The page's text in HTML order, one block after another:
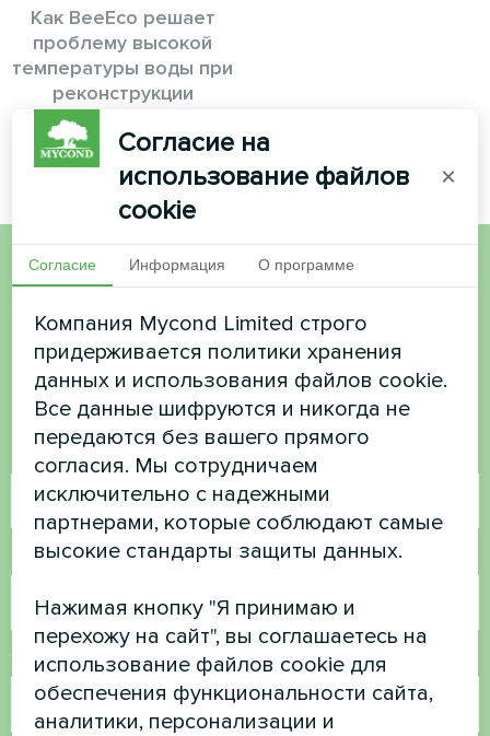
Как BeeEco решает
проблему высокой
температуры воды при
реконструкции
Хотите купить или у вас
есть вопросы?
Свяжитесь с нами, и мы поможем вам
Имя
Номер телефона
Электронная почта
Согласие на
использование файлов
cookie
×
Согласие Информация О программе
Компания Mycond Limited строго
придерживается политики хранения
данных и использования файлов cookie.
Все данные шифруются и никогда не
передаются без вашего прямого
согласия. Мы сотрудничаем
исключительно с надежными
партнерами, которые соблюдают самые
высокие стандарты защиты данных.
Нажимая кнопку "Я принимаю и
перехожу на сайт", вы соглашаетесь на
использование файлов cookie для
обеспечения функциональности сайта,
аналитики, персонализации и